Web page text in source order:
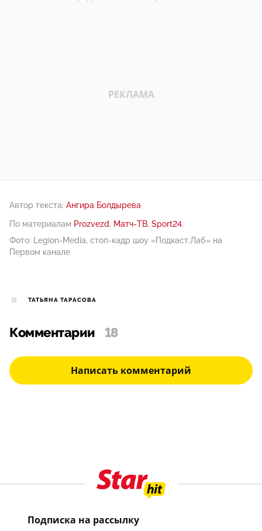
Автор текста: Ангира Болдырева
По материалам Prozvezd, Матч-ТВ, Sport24.
Фото: Legion-Media, стоп-кадр шоу «Подкаст.Лаб» на
Первом канале
ТАТЬЯНА ТАРАСОВА
Комментарии 18
Написать комментарий
Подписка на рассылку